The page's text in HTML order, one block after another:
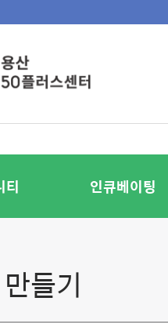
티 인큐베이팅
들기